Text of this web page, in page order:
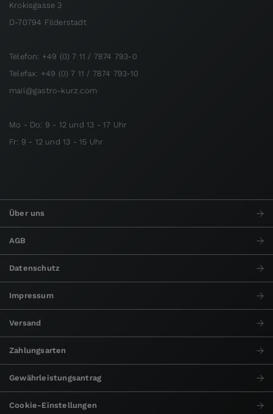
Krokisgasse 3
D-70794 Filderstadt
Telefon: +49 (0) 7 11 / 7874 793-0
Telefax: +49 (0) 7 11 / 7874 793-10
mail@gastro-kurz.com
Mo - Do: 9 - 12 und 13 - 17 Uhr
Fr: 9 - 12 und 13 - 15 Uhr
Über uns
AGB
Datenschutz
Impressum
Versand
Zahlungsarten
Gewährleistungsantrag
Cookie-Einstellungen